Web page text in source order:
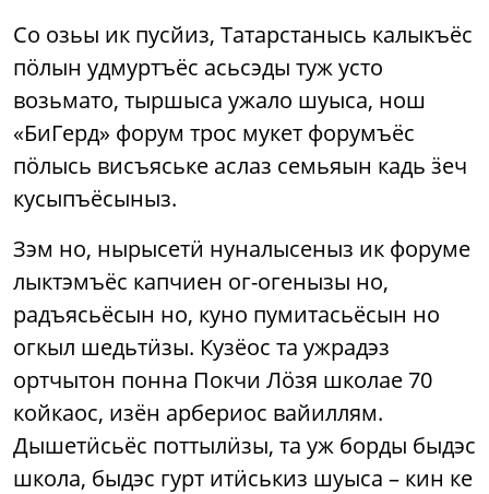
Со озьы ик пусйиз, Татарстанысь калыкъёс
пӧлын удмуртъёс асьсэды туж усто
возьмато, тыршыса ужало шуыса, нош
«БиГерд» форум трос мукет форумъёс
пӧлысь висъяське аслаз семьяын кадь ӟеч
кусыпъёсыныз.
Зэм но, нырысетӥ нуналысеныз ик форуме
лыктэмъёс капчиен ог-огенызы но,
радъясьёсын но, куно пумитасьёсын но
огкыл шедьтӥзы. Кузёос та ужрадэз
ортчытон понна Покчи Лӧзя школае 70
койкаос, изён арбериос вайиллям.
Дышетӥсьёс поттылӥзы, та уж борды быдэс
школа, быдэс гурт итӥськиз шуыса – кин ке